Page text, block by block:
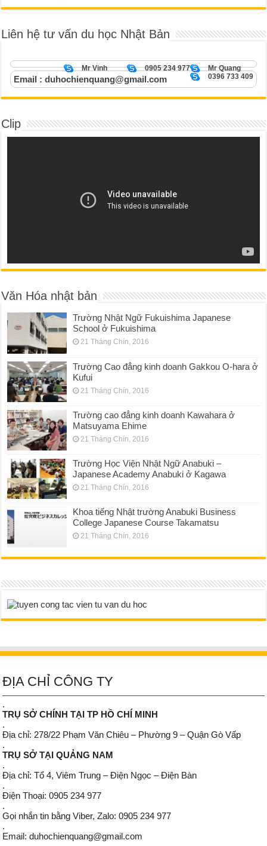
Liên hệ tư vấn du học Nhật Bản
Mr Quang
0905 234 977
Mr Vinh
0396 733 409
Email : duhochienquang@gmail.com
Clip
Văn Hóa nhật bản
Trường Nhật Ngữ Fukuishima Japanese
School ở Fukuishima
21 Tháng Chín, 2016
Trường Cao đẳng kinh doanh Gakkou O-hara ở
Kufui
21 Tháng Chín, 2016
Trường cao đẳng kinh doanh Kawahara ở
Matsuyama Ehime
21 Tháng Chín, 2016
Trường Học Viện Nhật Ngữ Anabuki –
Japanese Academy Anabuki ở Kagawa
21 Tháng Chín, 2016
Khoa tiếng Nhật trường Anabuki Business
College Japanese Course Takamatsu
21 Tháng Chín, 2016
ĐỊA CHỈ CÔNG TY
.
TRỤ SỞ CHÍNH TẠI TP HỒ CHÍ MINH
.
Địa chỉ: 278/22 Phạm Văn Chiêu – Phường 9 – Quận Gò Vấp
.
TRỤ SỞ TẠI QUẢNG NAM
.
Địa chỉ: Tổ 4, Viêm Trung – Điện Ngọc – Điện Bàn
.
Điện Thoại: 0905 234 977
.
Gọi nhắn tin bằng Viber, Zalo: 0905 234 977
.
Email: duhochienquang@gmail.com